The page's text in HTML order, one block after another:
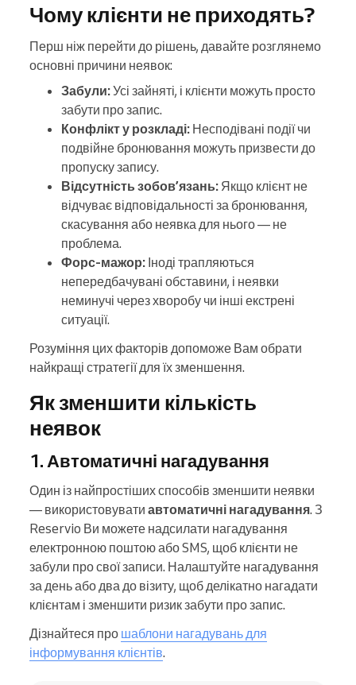
Чому клієнти не приходять?
Перш ніж перейти до рішень, давайте розглянемо
основні причини неявок:
Забули:Усі зайняті, і клієнти можуть просто
забути про запис.
Конфлікт у розкладі: Несподівані події чи
подвійне бронювання можуть призвести до
пропуску запису.
Відсутність зобов’язань: Якщо клієнт не
відчуває відповідальності за бронювання,
скасування або неявка для нього — не
проблема.
Форс-мажор: Іноді трапляються
непередбачувані обставини, і неявки
неминучі через хворобу чи інші екстрені
ситуації.
Розуміння цих факторів допоможе Вам обрати
найкращі стратегії для їх зменшення.
Як зменшити кількість
неявок
1. Автоматичні нагадування
Один із найпростіших способів зменшити неявки
— використовувати автоматичні нагадування. З
Reservio Ви можете надсилати нагадування
електронною поштою або SMS, щоб клієнти не
забули про свої записи. Налаштуйте нагадування
за день або два до візиту, щоб делікатно нагадати
клієнтам і зменшити ризик забути про запис.
Дізнайтеся про шаблони нагадувань для
інформування клієнтів.